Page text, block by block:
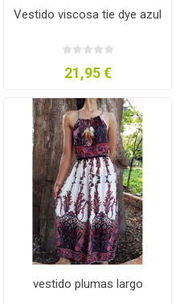
Vestido viscosa tie dye azul
21,95 €
vestido plumas largo